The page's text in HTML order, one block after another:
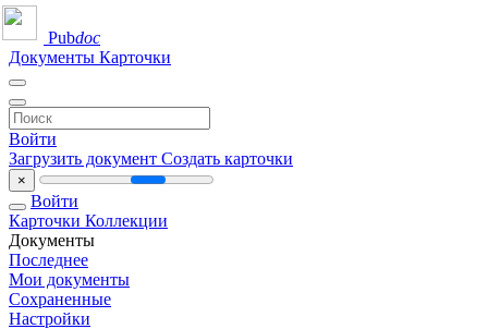
Pubdoc
Документы Карточки
Войти
Загрузить документ Создать карточки
×
Войти
Карточки Коллекции
Документы
Последнее
Мои документы
Сохраненные
Настройки